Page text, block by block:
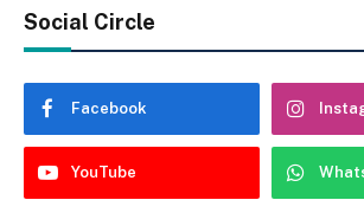
Social Circle
Facebook
YouTube